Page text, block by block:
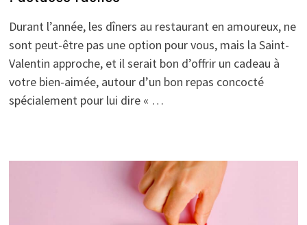
Durant l’année, les dîners au restaurant en amoureux, ne
sont peut-être pas une option pour vous, mais la Saint-
Valentin approche, et il serait bon d’offrir un cadeau à
votre bien-aimée, autour d’un bon repas concocté
spécialement pour lui dire « …